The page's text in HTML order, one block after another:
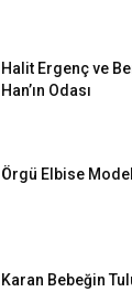
Halit Ergenç ve
Han’ın Odası
Örgü Elbise
Karan Bebeğin